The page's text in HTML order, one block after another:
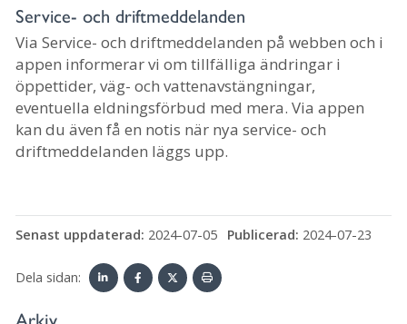
Service- och driftmeddelanden
Via Service- och driftmeddelanden på webben och i
appen informerar vi om tillfälliga ändringar i
öppettider, väg- och vattenavstängningar,
eventuella eldningsförbud med mera. Via appen
kan du även få en notis när nya service- och
driftmeddelanden läggs upp.
Senast uppdaterad: 2024-07-05 Publicerad: 2024-07-23
Dela sidan:
Arkiv